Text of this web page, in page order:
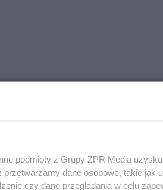
problemów
podmioty z Grupy ZPR Media
dane osobowe, takie jak
czy dane przeglądania w celu